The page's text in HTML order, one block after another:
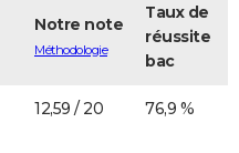
Notre note
Méthodologie
Taux de
réussite
bac
12,59 / 20 76,9 %